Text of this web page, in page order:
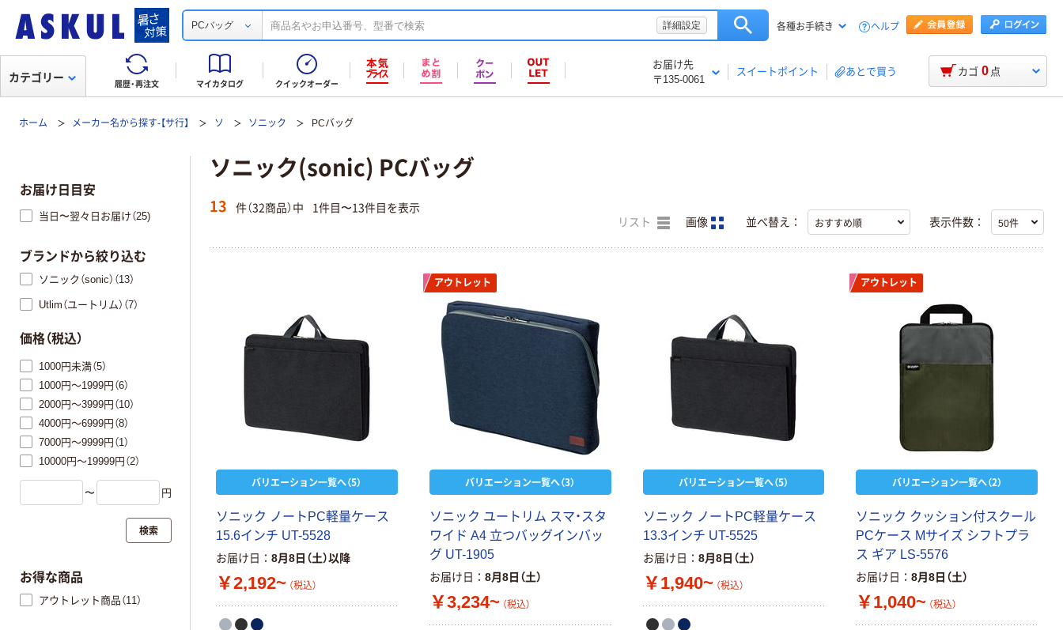
PCバッグ 詳細設定 各種お手続き ヘルプ
履歴・再注文 マイカタログ クイックオーダー
お届け先
〒135-0061
スイートポイント あとで買う
カテゴリー カゴ 0 点
ホーム メーカー名から探す-【サ行】 ソ ソニック PCバッグ
ソニック(sonic) PCバッグ
13 件（32商品）中 1件目〜13件目を表示
リスト 画像 並べ替え： 表示件数：
バリエーション一覧へ（5）
ソニック ノートPC軽量ケース
15.6インチ UT-5528
お届け日 8月8日（土）以降
￥2,192~ （税込）
アウトレット
バリエーション一覧へ（3）
ソニック ユートリム スマ・スタ
ワイド A4 立つバッグインバッ
グ UT-1905
お届け日 8月8日（土）
￥3,234~ （税込）
バリエーション一覧へ（5）
ソニック ノートPC軽量ケース
13.3インチ UT-5525
お届け日 8月8日（土）
￥1,940~ （税込）
アウトレット
バリエーション一覧へ（2）
ソニック クッション付スクール
PCケース Mサイズ シフトプラ
ス ギア LS-5576
お届け日 8月8日（土）
￥1,040~ （税込）
お届け日目安
当日〜翌々日お届け（25)
ブランドから絞り込む
ソニック（sonic）（13）
Utlim（ユートリム）（7）
価格（税込）
1000円未満（5）
1000円～1999円（6）
2000円～3999円（10）
4000円～6999円（8）
7000円～9999円（1）
10000円～19999円（2）
〜 円
検索
お得な商品
アウトレット商品（11）